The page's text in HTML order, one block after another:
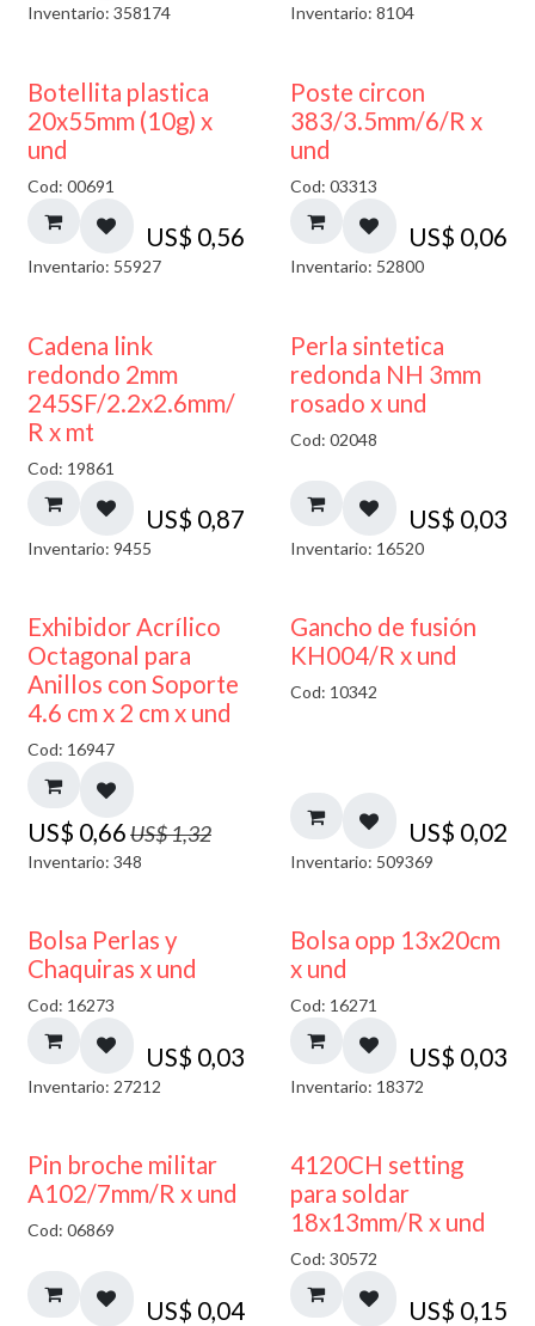
Inventario: 358174 Inventario: 8104
Botellita plastica
20x55mm (10g) x
und
Cod: 00691
US$ 0,56
Inventario: 55927
Poste circon
383/3.5mm/6/R x
und
Cod: 03313
US$ 0,06
Inventario: 52800
Cadena link
redondo 2mm
245SF/2.2x2.6mm/
R x mt
Cod: 19861
US$ 0,87
Inventario: 9455
Perla sintetica
redonda NH 3mm
rosado x und
Cod: 02048
US$ 0,03
Inventario: 16520
50% DESCUENTO
Exhibidor Acrílico
Octagonal para
Anillos con Soporte
4.6 cm x 2 cm x und
Cod: 16947
US$ 0,66US$1,32
Inventario: 348
Gancho de fusión
KH004/R x und
Cod: 10342
US$ 0,02
Inventario: 509369
Bolsa Perlas y
Chaquiras x und
Cod: 16273
US$ 0,03
Inventario: 27212
Bolsa opp 13x20cm
x und
Cod: 16271
US$ 0,03
Inventario: 18372
Pin broche militar
A102/7mm/R x und
Cod: 06869
US$ 0,04
4120CH setting
para soldar
18x13mm/R x und
Cod: 30572
US$ 0,15